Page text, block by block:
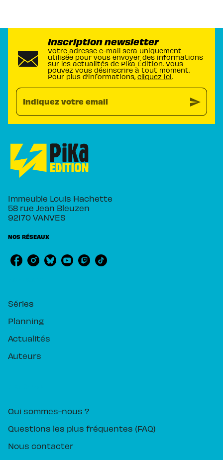
Inscription newsletter
Votre adresse e-mail sera uniquement
utilisée pour vous envoyer des informations
sur les actualités de Pika Édition. Vous
pouvez vous désinscrire à tout moment.
Pour plus d’informations, cliquez ici.
Indiquez votre email send
Immeuble Louis Hachette
58 rue Jean Bleuzen
92170 VANVES
NOS RÉSEAUX
Séries
Planning
Actualités
Auteurs
Qui sommes-nous ?
Questions les plus fréquentes (FAQ)
Nous contacter